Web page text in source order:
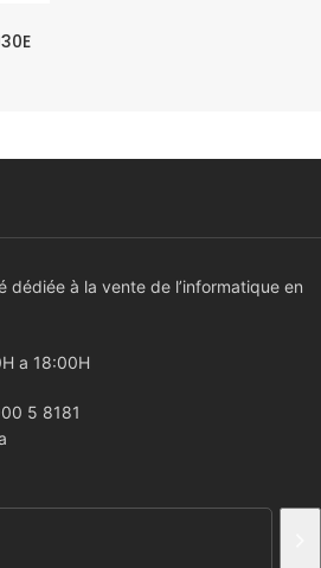
dédiée à la vente de l’informatique en
a 18:00H
5 8181